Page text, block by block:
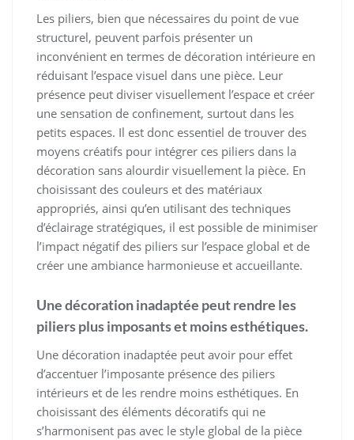
Les piliers, bien que nécessaires du point de vue
structurel, peuvent parfois présenter un
inconvénient en termes de décoration intérieure en
réduisant l’espace visuel dans une pièce. Leur
présence peut diviser visuellement l’espace et créer
une sensation de confinement, surtout dans les
petits espaces. Il est donc essentiel de trouver des
moyens créatifs pour intégrer ces piliers dans la
décoration sans alourdir visuellement la pièce. En
choisissant des couleurs et des matériaux
appropriés, ainsi qu’en utilisant des techniques
d’éclairage stratégiques, il est possible de minimiser
l’impact négatif des piliers sur l’espace global et de
créer une ambiance harmonieuse et accueillante.
Une décoration inadaptée peut rendre les
piliers plus imposants et moins esthétiques.
Une décoration inadaptée peut avoir pour effet
d’accentuer l’imposante présence des piliers
intérieurs et de les rendre moins esthétiques. En
choisissant des éléments décoratifs qui ne
s’harmonisent pas avec le style global de la pièce